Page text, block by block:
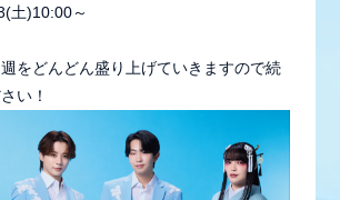
土)10:00～
をどんどん盛り上げていきますので続
い！